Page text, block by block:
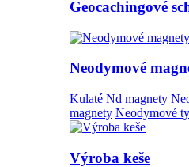
Geocachingové
Neodymové
Kulaté Nd magnety
magnety Neodymové
Výroba keše